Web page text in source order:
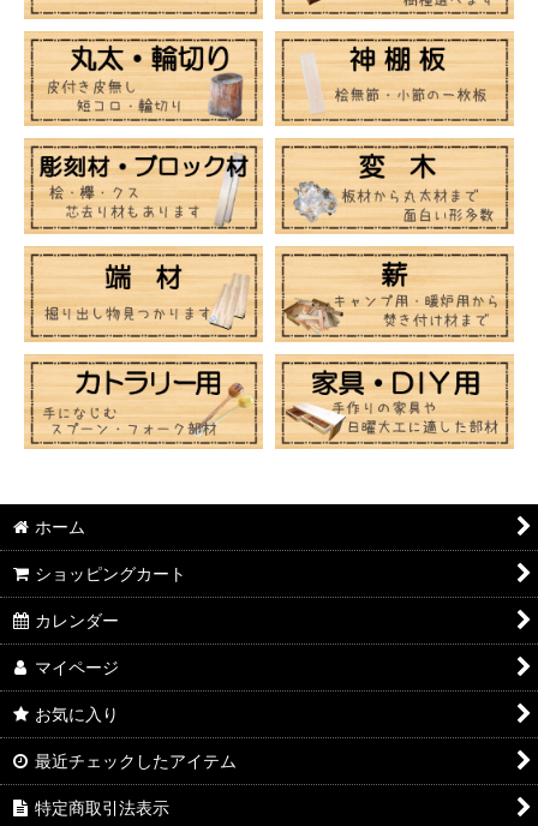
ホーム
ショッピングカート
カレンダー
マイページ
お気に入り
最近チェックしたアイテム
特定商取引法表示